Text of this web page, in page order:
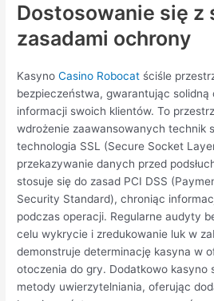
Dostosowanie się z
zasadami ochrony
KasynoCasino Robocat ściśle
bezpieczeństwa, gwarantując solidną
informacji swoich klientów. To
wdrożenie zaawansowanych technik
technologia SSL (Secure Socket
przekazywanie danych przed
stosuje się do zasad PCI DSS
Security Standard), chroniąc
podczas operacji. Regularne audyty
celu wykrycie i zredukowanie luk w
demonstruje determinację kasyna w
otoczenia do gry. Dodatkowo kasyno
metody uwierzytelniania, oferując